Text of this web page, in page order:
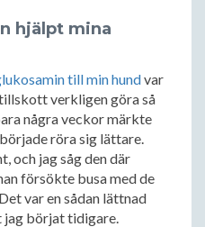
hjälpt mina
till min hundvar
verkligen göra så
några veckor märkte
röra sig lättare.
och jag såg den där
försökte busa med de
var en sådan lättnad
jag börjat tidigare.